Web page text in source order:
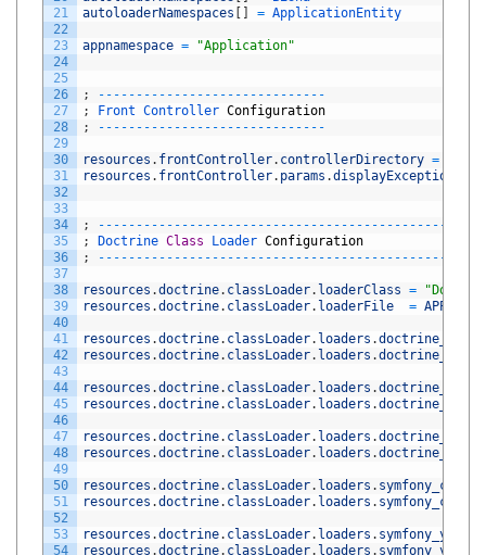
21
22
23
24
25
26
27
28
29
30
31
32
33
34
35
36
37
38
39
40
41
42
43
44
45
46
47
48
49
50
51
52
53
54
autoloaderNamespaces [ ] = ApplicationEntity
appnamespace = "Application"
; -- -- -- -- -- -- -- -- -- -- -- -- -- -- --
;
Front Controller Configuration
;
-- -- -- -- -- -- -- -- -- -- -- -- -- -- --
resources . frontController. controllerDirectory =
resources . frontController. params .displayExceptions
; -- -- -- -- -- -- -- -- -- -- -- -- -- -- -- -- -- -- -- -- -- -- --
;
Doctrine Class Loader Configuration
;
-- -- -- -- -- -- -- -- -- -- -- -- -- -- -- -- -- -- -- -- -- -- --
resources .doctrine. classLoader. loaderClass =
resources .doctrine. classLoader. loaderFile =
resources .doctrine. classLoader. loaders .
resources .doctrine. classLoader. loaders .
resources .doctrine. classLoader. loaders .doctrine_dbal
resources .doctrine. classLoader. loaders .doctrine_dbal
resources .doctrine. classLoader. loaders .doctrine_orm
resources .doctrine. classLoader. loaders .doctrine_orm
resources .doctrine. classLoader. loaders .
resources .doctrine. classLoader. loaders .
resources .doctrine. classLoader. loaders . symfony_yaml
resources .doctrine. classLoader. loaders . symfony_yaml